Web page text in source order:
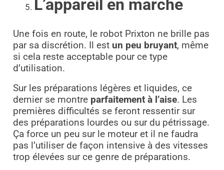
L’appareil en marche
Une fois en route, le robot Prixton ne brille pas
par sa discrétion. Il est un peu bruyant, même
si cela reste acceptable pour ce type
d’utilisation.
Sur les préparations légères et liquides, ce
dernier se montre parfaitement à l’aise. Les
premières difficultés se feront ressentir sur
des préparations lourdes ou sur du pétrissage.
Ça force un peu sur le moteur et il ne faudra
pas l’utiliser de façon intensive à des vitesses
trop élevées sur ce genre de préparations.